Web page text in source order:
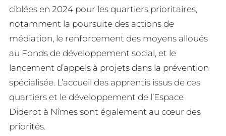
ciblées en 2024 pour les quartiers prioritaires,
notamment la poursuite des actions de
médiation, le renforcement des moyens alloués
au Fonds de développement social, et le
lancement d’appels à projets dans la prévention
spécialisée. L’accueil des apprentis issus de ces
quartiers et le développement de l’Espace
Diderot à Nîmes sont également au cœur des
priorités.